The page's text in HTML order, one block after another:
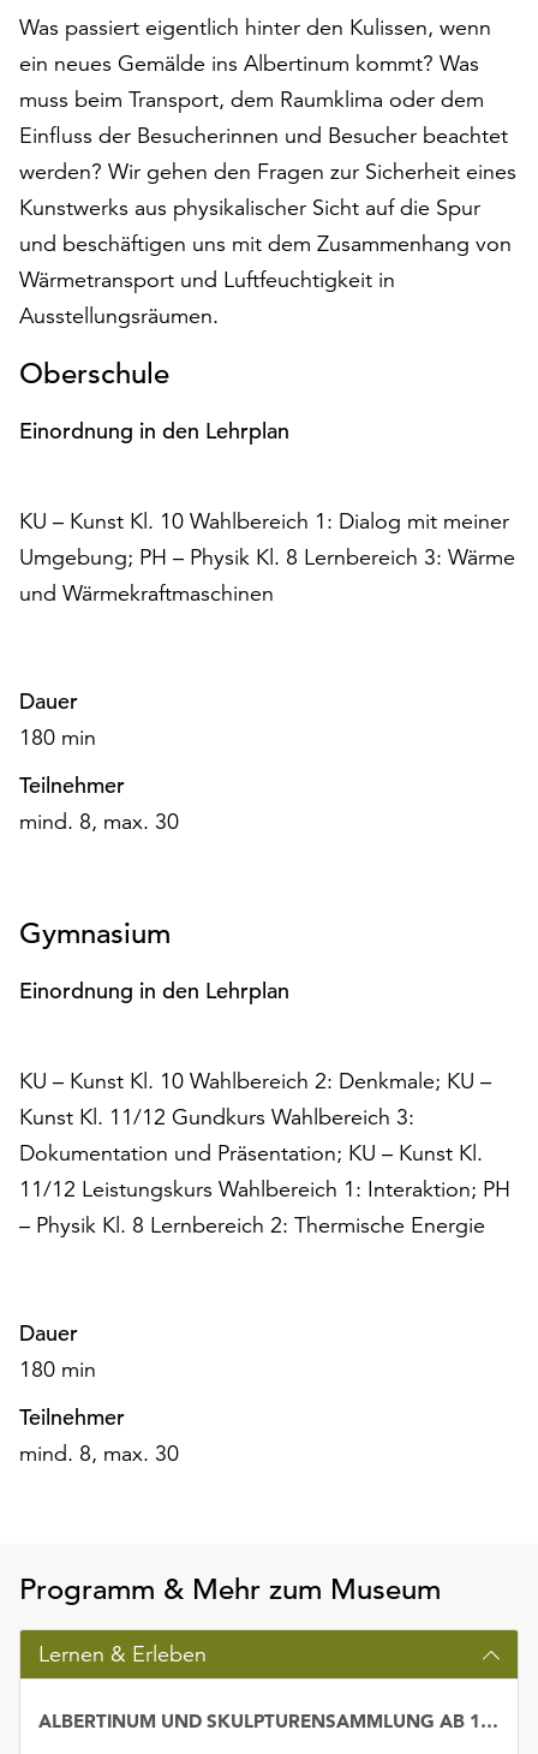
auf
„Alle
akzeptieren“,
um
alle
Cookies
akzeptieren.
Sie
können
Ihr
Einverständnis
jederzeit
ändern
widerrufen.
Ihnen
am
Ende
der
Schaltfläche
„Cookie-
Einstellungen“
zur
Verfügung.
Funktionale
ohne
Einverständnis
Möchten
Sie
die
verwendeten
Cookies
anpassen,
Einstellungen
über
Schaltfläche
„Auswählen“.
Sie
in
unserer
Datenschutzerklärung
dem
Was passiert eigentlich hinter den Kulissen, wenn
ein neues Gemälde ins Albertinum kommt? Was
muss beim Transport, dem Raumklima oder dem
Einfluss der Besucherinnen und Besucher beachtet
werden? Wir gehen den Fragen zur Sicherheit eines
Kunstwerks aus physikalischer Sicht auf die Spur
und beschäftigen uns mit dem Zusammenhang von
Wärmetransport und Luftfeuchtigkeit in
Ausstellungsräumen.
Oberschule
Einordnung in den Lehrplan
KU – Kunst Kl. 10 Wahlbereich 1: Dialog mit meiner
Umgebung; PH – Physik Kl. 8 Lernbereich 3: Wärme
und Wärmekraftmaschinen
Dauer
180 min
Teilnehmer
mind. 8, max. 30
Gymnasium
Einordnung in den Lehrplan
KU – Kunst Kl. 10 Wahlbereich 2: Denkmale; KU –
Kunst Kl. 11/12 Gundkurs Wahlbereich 3:
Dokumentation und Präsentation; KU – Kunst Kl.
11/12 Leistungskurs Wahlbereich 1: Interaktion; PH
– Physik Kl. 8 Lernbereich 2: Thermische Energie
Dauer
180 min
Teilnehmer
mind. 8, max. 30
Programm & Mehr zum Museum
Lernen & Erleben
ALBERTINUM UND SKULPTURENSAMMLUNG AB 1800